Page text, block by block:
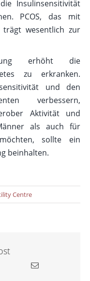
Insulinsensitivität
PCOS, das mit
trägt wesentlich zur
erhöht die
zu erkranken.
und den
verbessern,
Aktivität und
als auch für
sollte ein
beinhalten.
Centre